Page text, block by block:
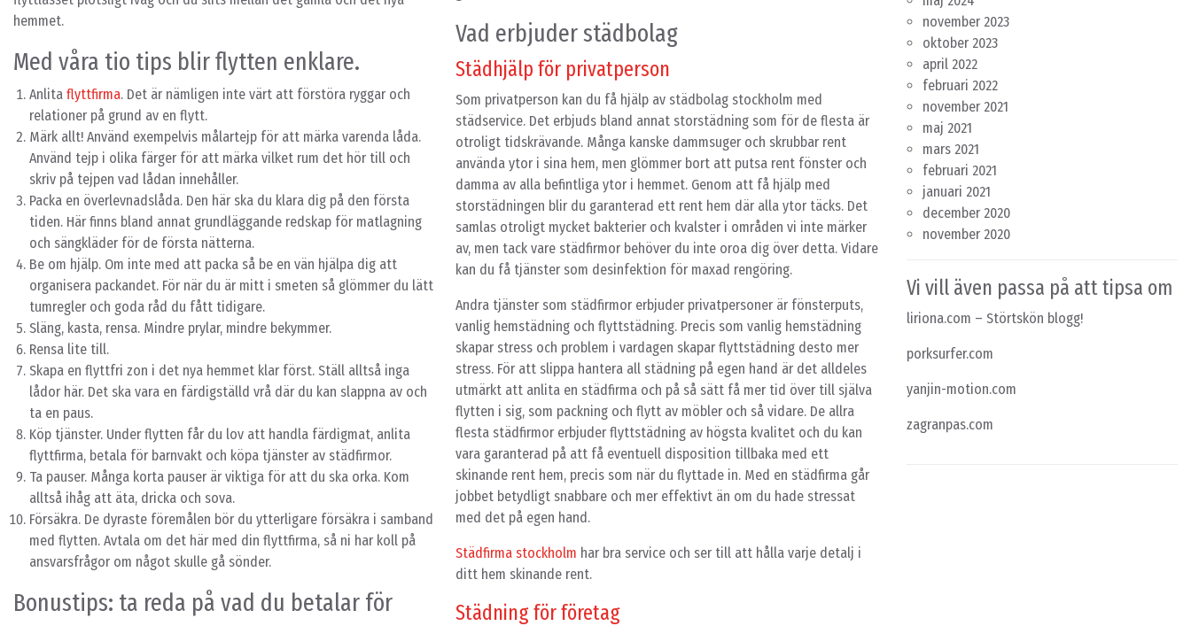
hemmet.
Med våra tio tips blir flytten enklare.
Anlita flyttfirma. Det är nämligen inte värt att förstöra ryggar och
relationer på grund av en flytt.
Märk allt! Använd exempelvis målartejp för att märka varenda låda.
Använd tejp i olika färger för att märka vilket rum det hör till och
skriv på tejpen vad lådan innehåller.
Packa en överlevnadslåda. Den här ska du klara dig på den första
tiden. Här finns bland annat grundläggande redskap för matlagning
och sängkläder för de första nätterna.
Be om hjälp. Om inte med att packa så be en vän hjälpa dig att
organisera packandet. För när du är mitt i smeten så glömmer du lätt
tumregler och goda råd du fått tidigare.
Släng, kasta, rensa. Mindre prylar, mindre bekymmer.
Rensa lite till.
Skapa en flyttfri zon i det nya hemmet klar först. Ställ alltså inga
lådor här. Det ska vara en färdigställd vrå där du kan slappna av och
ta en paus.
Köp tjänster. Under flytten får du lov att handla färdigmat, anlita
flyttfirma, betala för barnvakt och köpa tjänster av städfirmor.
Ta pauser. Många korta pauser är viktiga för att du ska orka. Kom
alltså ihåg att äta, dricka och sova.
Försäkra. De dyraste föremålen bör du ytterligare försäkra i samband
med flytten. Avtala om det här med din flyttfirma, så ni har koll på
ansvarsfrågor om något skulle gå sönder.
Bonustips: ta reda på vad du betalar för
Vad erbjuder städbolag
Städhjälp för privatperson
Som privatperson kan du få hjälp av städbolag stockholm med
städservice. Det erbjuds bland annat storstädning som för de flesta är
otroligt tidskrävande. Många kanske dammsuger och skrubbar rent
använda ytor i sina hem, men glömmer bort att putsa rent fönster och
damma av alla befintliga ytor i hemmet. Genom att få hjälp med
storstädningen blir du garanterad ett rent hem där alla ytor täcks. Det
samlas otroligt mycket bakterier och kvalster i områden vi inte märker
av, men tack vare städfirmor behöver du inte oroa dig över detta. Vidare
kan du få tjänster som desinfektion för maxad rengöring.
Andra tjänster som städfirmor erbjuder privatpersoner är fönsterputs,
vanlig hemstädning och flyttstädning. Precis som vanlig hemstädning
skapar stress och problem i vardagen skapar flyttstädning desto mer
stress. För att slippa hantera all städning på egen hand är det alldeles
utmärkt att anlita en städfirma och på så sätt få mer tid över till själva
flytten i sig, som packning och flytt av möbler och så vidare. De allra
flesta städfirmor erbjuder flyttstädning av högsta kvalitet och du kan
vara garanterad på att få eventuell disposition tillbaka med ett
skinande rent hem, precis som när du flyttade in. Med en städfirma går
jobbet betydligt snabbare och mer effektivt än om du hade stressat
med det på egen hand.
Städfirma stockholm har bra service och ser till att hålla varje detalj i
ditt hem skinande rent.
Städning för företag
november 2023
oktober 2023
april 2022
februari 2022
november 2021
maj 2021
mars 2021
februari 2021
januari 2021
december 2020
november 2020
Vi vill även passa på att tipsa om
liriona.com – Störtskön blogg!
porksurfer.com
yanjin-motion.com
zagranpas.com